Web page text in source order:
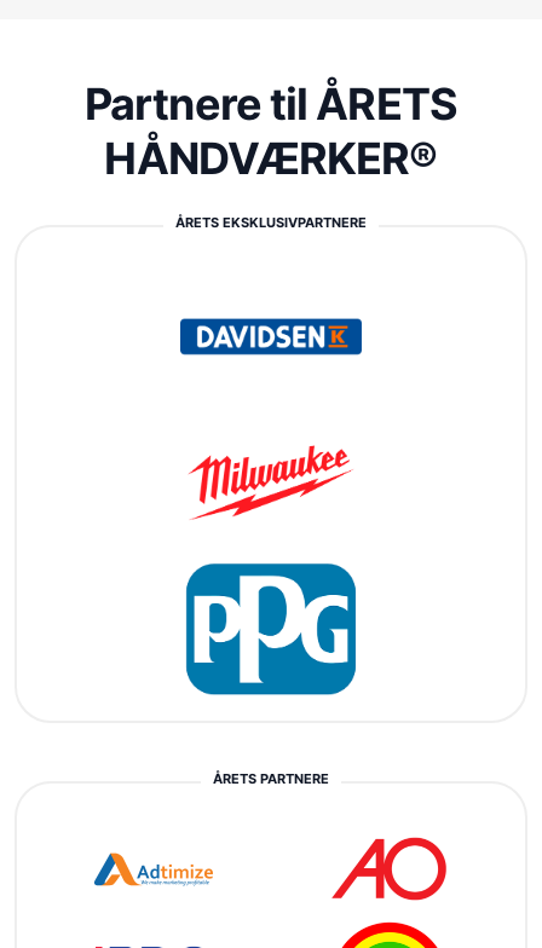
Partnere til ÅRETS
HÅNDVÆRKER®
ÅRETS EKSKLUSIVPARTNERE
ÅRETS PARTNERE